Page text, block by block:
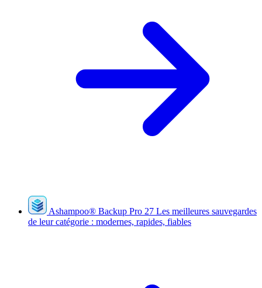
Ashampoo® Backup Pro 27 Les meilleures sauvegardes
de leur catégorie : modernes, rapides, fiables